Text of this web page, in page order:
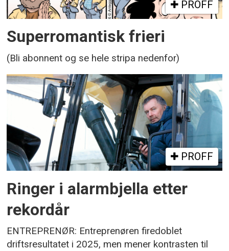
PROFF
Superromantisk frieri
(Bli abonnent og se hele stripa nedenfor)
PROFF
Ringer i alarmbjella etter
rekordår
ENTREPRENØR: Entreprenøren firedoblet
driftsresultatet i 2025, men mener kontrasten til